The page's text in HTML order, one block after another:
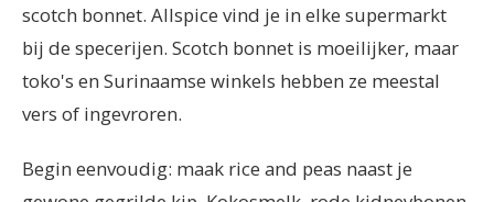
scotch bonnet. Allspice vind je in elke supermarkt
bij de specerijen. Scotch bonnet is moeilijker, maar
toko's en Surinaamse winkels hebben ze meestal
vers of ingevroren.
Begin eenvoudig: maak rice and peas naast je